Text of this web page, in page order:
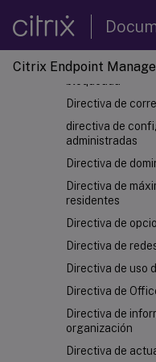
Citrix Endpoint
Directiva de LDAP
Directiva de
Directiva de
Directiva de
directiva de
administradas
Directiva de
Directiva de
residentes
Directiva de
Directiva de
Directiva de uso
Directiva de
Directiva de
organización
Directiva de